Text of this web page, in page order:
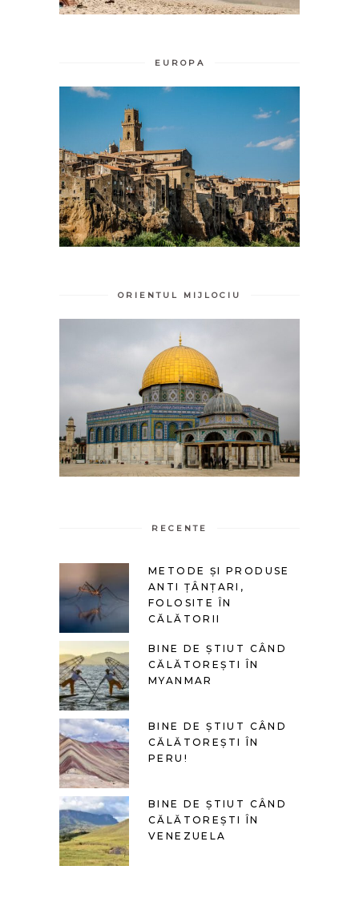
EUROPA
ORIENTUL MIJLOCIU
RECENTE
METODE ȘI PRODUSE
ANTI ȚÂNȚARI,
FOLOSITE ÎN
CĂLĂTORII
BINE DE ȘTIUT CÂND
CĂLĂTOREȘTI ÎN
MYANMAR
BINE DE ȘTIUT CÂND
CĂLĂTOREȘTI ÎN
PERU!
BINE DE ȘTIUT CÂND
CĂLĂTOREȘTI ÎN
VENEZUELA